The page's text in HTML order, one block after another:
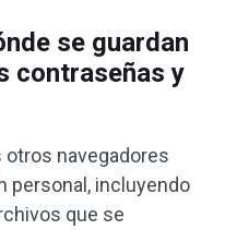
se guardan
contraseñas y
otros navegadores
personal, incluyendo
que se